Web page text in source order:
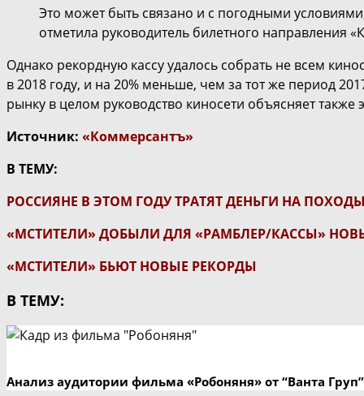
Это может быть связано и с погодными
отметила руководитель билетного направления
Однако рекордную кассу удалось собрать не всем
в 2018 году, и на 20% меньше, чем за тот же период
рынку в целом руководство киносети объясняет
Источник: «Коммерсантъ»
В ТЕМУ:
РОССИЯНЕ В ЭТОМ ГОДУ ТРАТЯТ ДЕНЬГИ НА
«МСТИТЕЛИ» ДОБЫЛИ ДЛЯ «РАМБЛЕР/КАССЫ»
«МСТИТЕЛИ» БЬЮТ НОВЫЕ РЕКОРДЫ
В ТЕМУ:
Анализ аудитории фильма «Робоняня» от “Ванта Груп”